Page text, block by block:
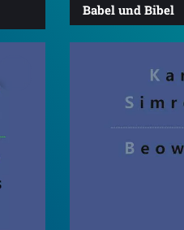
Babel und Bibel